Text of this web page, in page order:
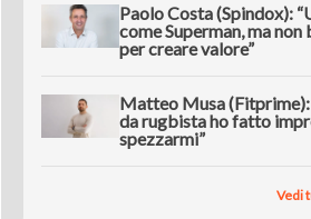
Paolo Costa (Spindox):
come Superman, ma
per creare valore”
Matteo Musa (Fitprime):
da rugbista ho fatto
spezzarmi”
Vedi